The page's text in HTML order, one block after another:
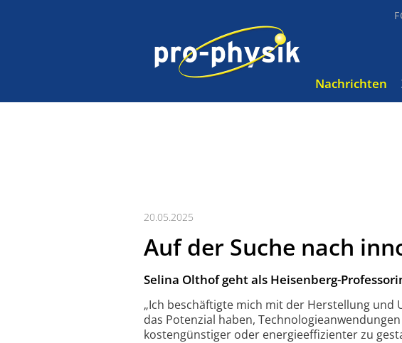
Nachrichten
20.05.2025
Auf der Suche nach
Selina Olthof geht als Heisenberg-
„Ich beschäftigte mich mit der Herstellung
das Potenzial haben,
kostengünstiger oder energieeffizienter zu